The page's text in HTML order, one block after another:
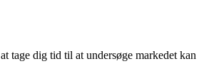
tage dig tid til at undersøge markedet kan